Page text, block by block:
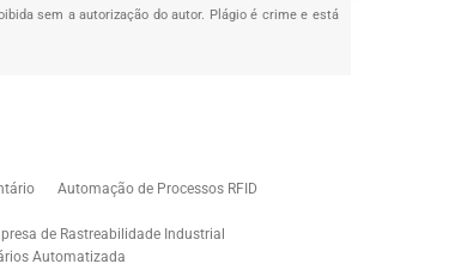
sem a autorização do autor. Plágio é crime e está
Automação de Processos RFID
de Rastreabilidade Industrial
Automatizada